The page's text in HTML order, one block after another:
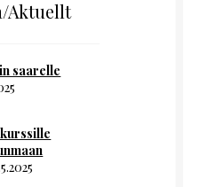
Aktuellt
saarelle